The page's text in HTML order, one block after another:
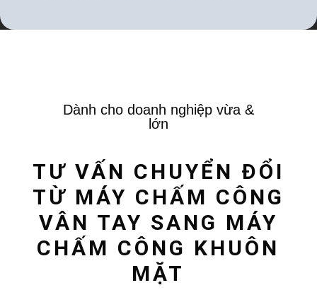
Dành cho doanh nghiệp vừa &
lớn
TƯ VẤN CHUYỂN ĐỔI
TỪ MÁY CHẤM CÔNG
VÂN TAY SANG MÁY
CHẤM CÔNG KHUÔN
MẶT